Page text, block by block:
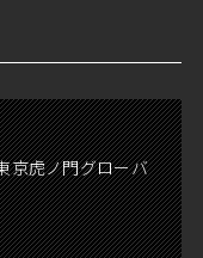
京虎ノ門グローバ